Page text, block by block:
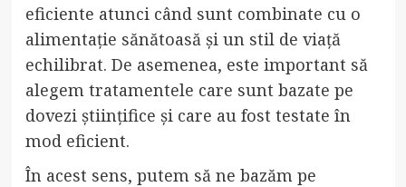
eficiente atunci când sunt combinate cu o
alimentație sănătoasă și un stil de viață
echilibrat. De asemenea, este important să
alegem tratamentele care sunt bazate pe
dovezi științifice și care au fost testate în
mod eficient.
În acest sens, putem să ne bazăm pe